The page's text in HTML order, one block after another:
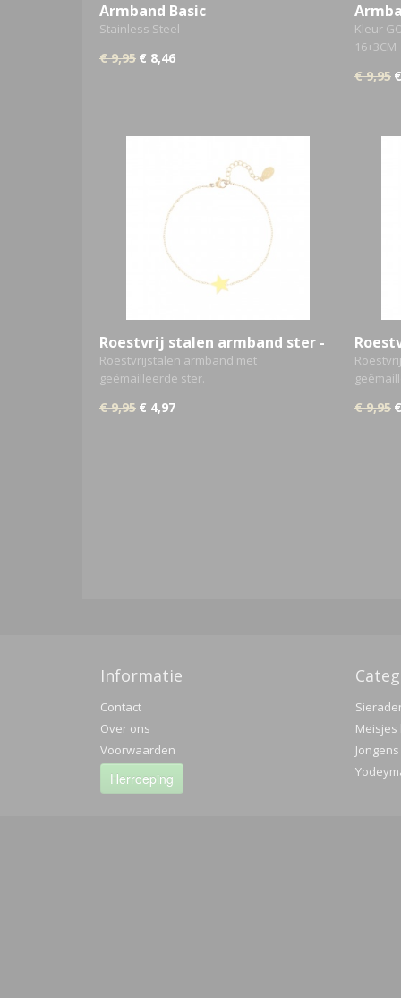
Armband Basic
Stainless Steel
€ 9,95 € 8,46
Kleur
16+3CM
€ 9,95
Roestvrij stalen armband ster -
Geel
Roestvrijstalen armband met
geëmailleerde ster.
€ 9,95 € 4,97
Groen
€ 9,95
Informatie
Contact
Over ons
Voorwaarden
Herroeping
Meisjes